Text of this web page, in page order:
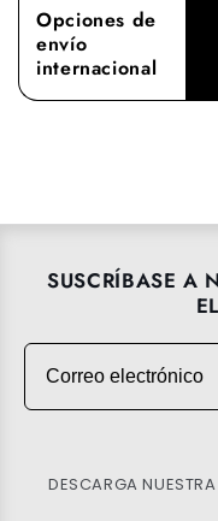
Opciones de
envío
internacional
SUSCRÍBASE A
Correo electrónico
DESCARGA